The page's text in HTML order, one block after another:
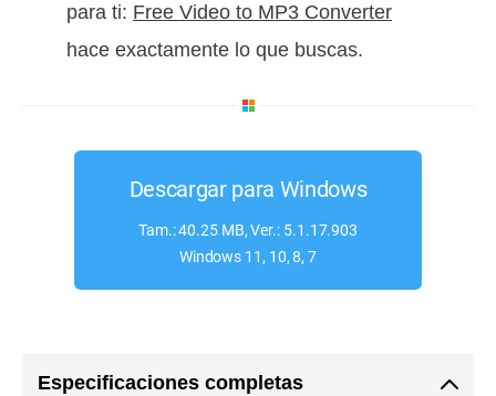
para ti: Free Video to MP3 Converter
hace exactamente lo que buscas.
Descargar para Windows
Tam.: 40.25 MB, Ver.: 5.1.17.903
Windows 11, 10, 8, 7
Especificaciones completas